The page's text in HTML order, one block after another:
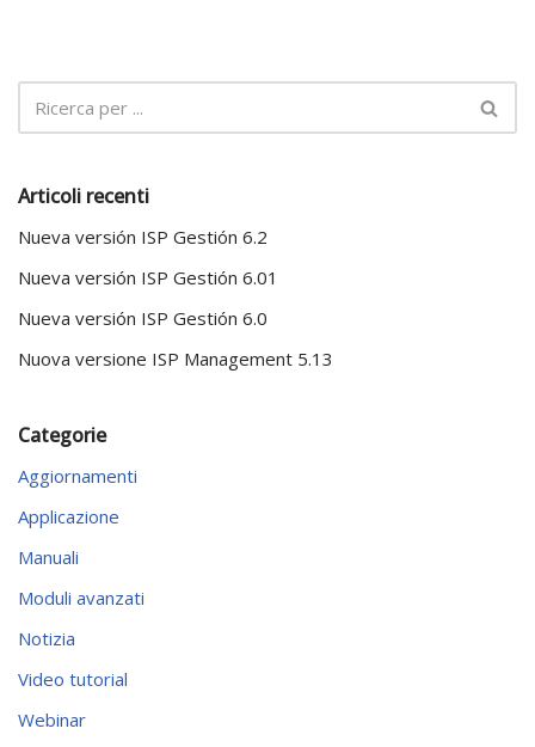
Articoli recenti
Nueva versión ISP Gestión 6.2
Nueva versión ISP Gestión 6.01
Nueva versión ISP Gestión 6.0
Nuova versione ISP Management 5.13
Categorie
Aggiornamenti
Applicazione
Manuali
Moduli avanzati
Notizia
Video tutorial
Webinar